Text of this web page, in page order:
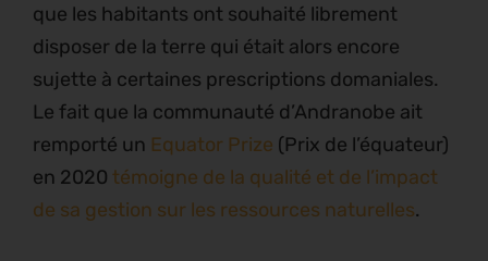
que les habitants ont souhaité librement
disposer de la terre qui était alors encore
sujette à certaines prescriptions domaniales.
Le fait que la communauté d’Andranobe ait
remporté un Equator Prize (Prix de l’équateur)
en 2020 témoigne de la qualité et de l’impact
de sa gestion sur les ressources naturelles.